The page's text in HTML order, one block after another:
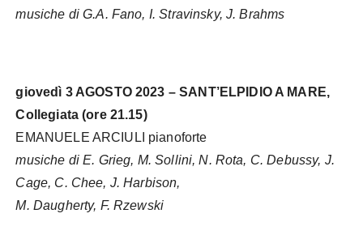
musiche di G.A. Fano, I. Stravinsky, J. Brahms
giovedì 3 AGOSTO 2023 – SANT’ELPIDIO A MARE,
Collegiata (ore 21.15)
EMANUELE ARCIULI pianoforte
musiche di E. Grieg, M. Sollini, N. Rota, C. Debussy, J.
Cage, C. Chee, J. Harbison,
M. Daugherty, F. Rzewski